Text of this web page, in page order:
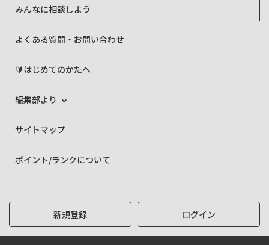
みんなに相談しよう
よくある質問・お問い合わせ
🔰はじめてのかたへ
編集部より
サイトマップ
ポイント/ランクについて
新規登録 ログイン